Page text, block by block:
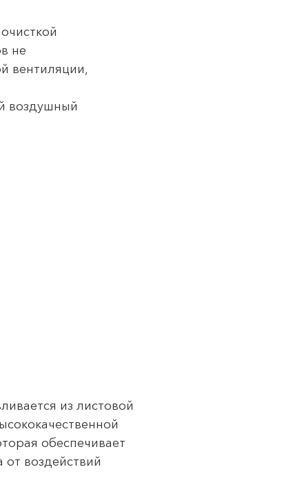
не
вентиляции,
воздушный
из листовой
обеспечивает
от воздействий